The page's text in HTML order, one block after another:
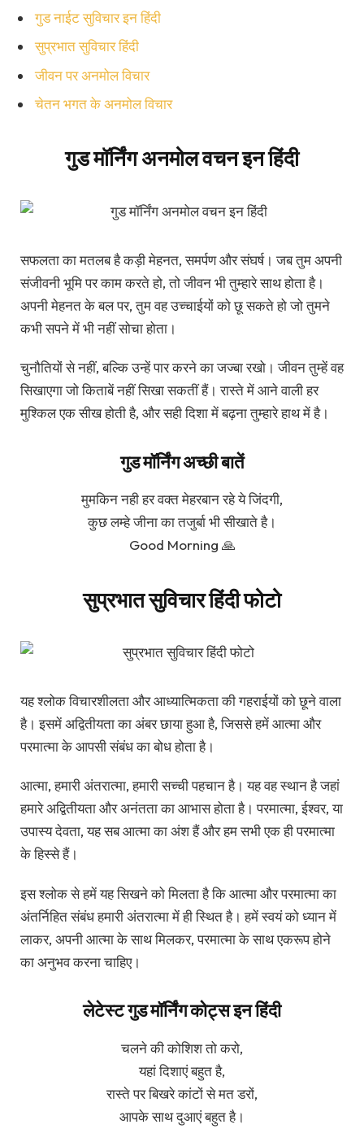
गुड नाईट सुविचार इन हिंदी
सुप्रभात सुविचार हिंदी
जीवन पर अनमोल विचार
चेतन भगत के अनमोल विचार
गुड मॉर्निंग अनमोल वचन इन हिंदी
सफलता का मतलब है कड़ी मेहनत, समर्पण और संघर्ष। जब तुम अपनी
संजीवनी भूमि पर काम करते हो, तो जीवन भी तुम्हारे साथ होता है।
अपनी मेहनत के बल पर, तुम वह उच्चाईयों को छू सकते हो जो तुमने
कभी सपने में भी नहीं सोचा होता।
चुनौतियों से नहीं, बल्कि उन्हें पार करने का जज्बा रखो। जीवन तुम्हें वह
सिखाएगा जो किताबें नहीं सिखा सकतीं हैं। रास्ते में आने वाली हर
मुश्किल एक सीख होती है, और सही दिशा में बढ़ना तुम्हारे हाथ में है।
गुड मॉर्निंग अच्छी बातें
मुमकिन नही हर वक्त मेहरबान रहे ये जिंदगी,
कुछ लम्हे जीना का तजुर्बा भी सीखाते है।
Good Morning 🙏
सुप्रभात सुविचार हिंदी फोटो
यह श्लोक विचारशीलता और आध्यात्मिकता की गहराईयों को छूने वाला
है। इसमें अद्वितीयता का अंबर छाया हुआ है, जिससे हमें आत्मा और
परमात्मा के आपसी संबंध का बोध होता है।
आत्मा, हमारी अंतरात्मा, हमारी सच्ची पहचान है। यह वह स्थान है जहां
हमारे अद्वितीयता और अनंतता का आभास होता है। परमात्मा, ईश्वर, या
उपास्य देवता, यह सब आत्मा का अंश हैं और हम सभी एक ही परमात्मा
के हिस्से हैं।
इस श्लोक से हमें यह सिखने को मिलता है कि आत्मा और परमात्मा का
अंतर्निहित संबंध हमारी अंतरात्मा में ही स्थित है। हमें स्वयं को ध्यान में
लाकर, अपनी आत्मा के साथ मिलकर, परमात्मा के साथ एकरूप होने
का अनुभव करना चाहिए।
लेटेस्ट गुड मॉर्निंग कोट्स इन हिंदी
चलने की कोशिश तो करो,
यहां दिशाएं बहुत है,
रास्ते पर बिखरे कांटों से मत डरों,
आपके साथ दुआएं बहुत है।